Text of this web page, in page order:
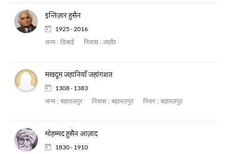
इन्तिज़ार हुसैन
1925 - 2016
जन्म : डिबाई निवास : लाहौर
मखदूम जहानियाँ जहांगशत
1308 - 1383
जन्म : बहावलपुर निवास : बहावलपुर निधन : बहावलपुर
मोहम्मद हुसैन आज़ाद
1830 - 1910